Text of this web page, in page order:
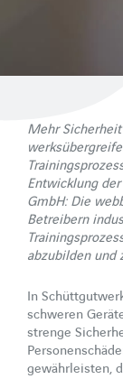
VAS
Digitale
Services
Branchen
Zement
Sand & Kies
Mehr
Entwicklung
GmbH: Die
Betreibern
abzubilden und
In
schweren
strenge
gewährleisten,